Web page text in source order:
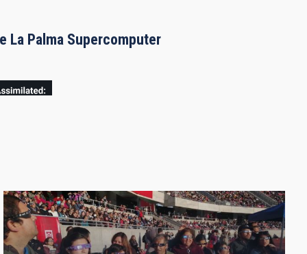
La Palma Supercomputer